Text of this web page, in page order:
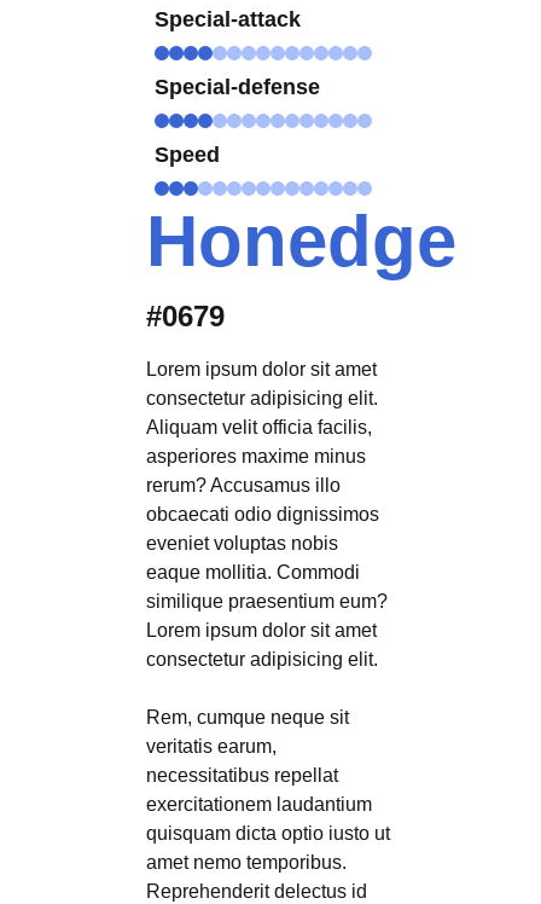
Special-attack
Special-defense
Speed
Honedge
#0679
Lorem ipsum dolor sit amet
consectetur adipisicing elit.
Aliquam velit officia facilis,
asperiores maxime minus
rerum? Accusamus illo
obcaecati odio dignissimos
eveniet voluptas nobis
eaque mollitia. Commodi
similique praesentium eum?
Lorem ipsum dolor sit amet
consectetur adipisicing elit.
Rem, cumque neque sit
veritatis earum,
necessitatibus repellat
exercitationem laudantium
quisquam dicta optio iusto ut
amet nemo temporibus.
Reprehenderit delectus id